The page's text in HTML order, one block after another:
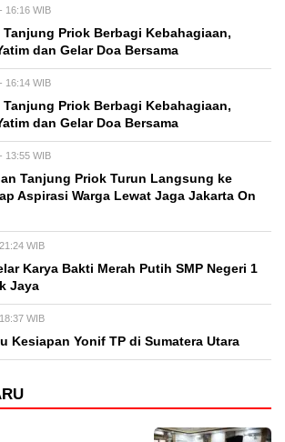
16:16 WIB
Tanjung Priok Berbagi Kebahagiaan,
dan Gelar Doa Bersama
16:14 WIB
Tanjung Priok Berbagi Kebahagiaan,
dan Gelar Doa Bersama
13:55 WIB
Tanjung Priok Turun Langsung ke
Aspirasi Warga Lewat Jaga Jakarta On
WIB
Karya Bakti Merah Putih SMP Negeri 1
Jaya
WIB
Kesiapan Yonif TP di Sumatera Utara